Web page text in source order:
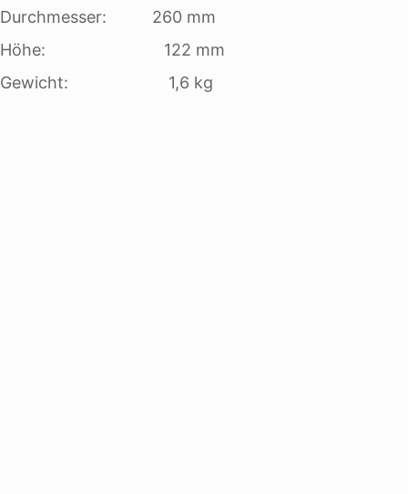
Durchmesser: 260 mm
Höhe: 122 mm
Gewicht: 1,6 kg